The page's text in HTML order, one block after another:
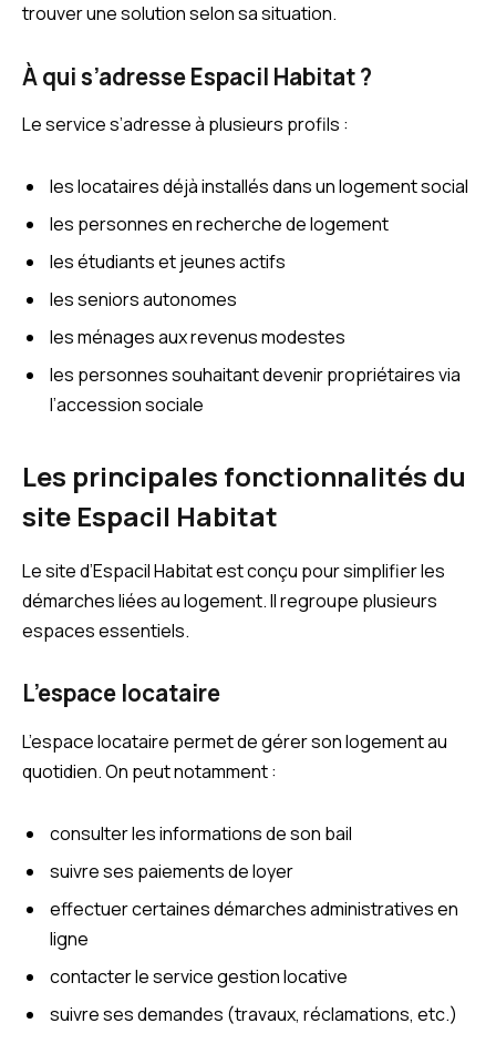
trouver une solution selon sa situation.
À qui s’adresse Espacil Habitat ?
Le service s’adresse à plusieurs profils :
les locataires déjà installés dans un logement social
les personnes en recherche de logement
les étudiants et jeunes actifs
les seniors autonomes
les ménages aux revenus modestes
les personnes souhaitant devenir propriétaires via
l’accession sociale
Les principales fonctionnalités du
site Espacil Habitat
Le site d’Espacil Habitat est conçu pour simplifier les
démarches liées au logement. Il regroupe plusieurs
espaces essentiels.
L’espace locataire
L’espace locataire permet de gérer son logement au
quotidien. On peut notamment :
consulter les informations de son bail
suivre ses paiements de loyer
effectuer certaines démarches administratives en
ligne
contacter le service gestion locative
suivre ses demandes (travaux, réclamations, etc.)